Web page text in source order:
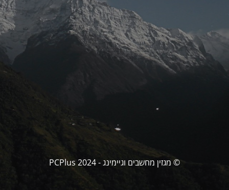
© מגזין מחשבים וגיימינג - PCPlus 2024